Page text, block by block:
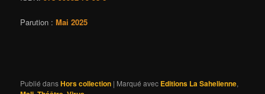
Parution :Mai 2025
Publié dansHors collection | Marqué avec Editions La Sahelienne,